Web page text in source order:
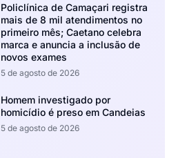
Policlínica de Camaçari registra
mais de 8 mil atendimentos no
primeiro mês; Caetano celebra
marca e anuncia a inclusão de
novos exames
5 de agosto de 2026
Homem investigado por
homicídio é preso em Candeias
5 de agosto de 2026